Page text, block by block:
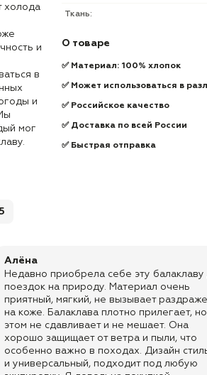
холода
и
в
и
мог
Ткань:
О товаре
✅ Материал: 100% хлопок
✅ Может использоваться в
✅ Российское качество
✅ Доставка по всей России
✅ Быстрая отправка
5
Алёна
Недавно приобрела себе эту балаклаву
поездок на природу. Материал очень
приятный, мягкий, не вызывает
на коже. Балаклава плотно прилегает,
этом не сдавливает и не мешает. Она
хорошо защищает от ветра и пыли, что
особенно важно в походах. Дизайн
и универсальный, подходит под любую